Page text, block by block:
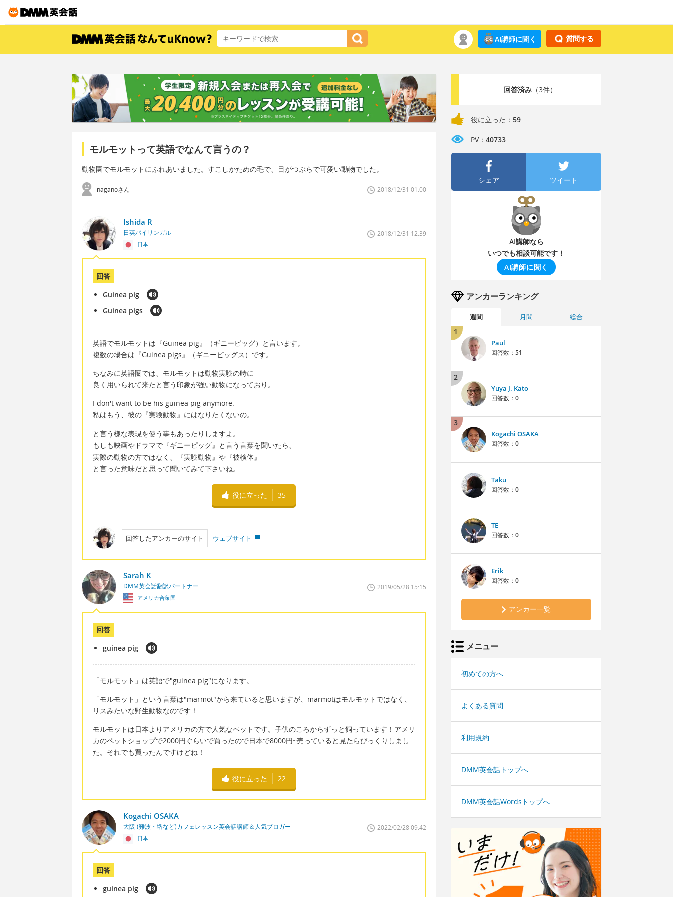
質問する
AI講師に聞く
モルモットって英語でなんて言うの？
動物園でモルモットにふれあいました。すこしかための毛で、目がつぶらで可愛い動物でした。
naganoさん 2018/12/31 01:00
Ishida R
日英バイリンガル
日本
2018/12/31 12:39
回答
Guinea pig
Guinea pigs
英語でモルモットは『Guinea pig』（ギニーピッグ）と言います。
複数の場合は『Guinea pigs』（ギニーピッグス）です。
ちなみに英語圏では、モルモットは動物実験の時に
良く用いられて来たと言う印象が強い動物になっており。
I don't want to be his guinea pig anymore.
私はもう、彼の『実験動物』にはなりたくないの。
と言う様な表現を使う事もあったりしますよ。
もしも映画やドラマで『ギニーピッグ』と言う言葉を聞いたら、
実際の動物の方ではなく、『実験動物』や『被検体』
と言った意味だと思って聞いてみて下さいね。
役に立った 35
回答したアンカーのサイト ウェブサイト
Sarah K
DMM英会話翻訳パートナー
アメリカ合衆国
2019/05/28 15:15
回答
guinea pig
「モルモット」は英語で"guinea pig"になります。
「モルモット」という言葉は"marmot"から来ていると思いますが、marmotはモルモットではなく、
リスみたいな野生動物なのです！
モルモットは日本よりアメリカの方で人気なペットです。子供のころからずっと飼っています！アメリ
カのペットショップで2000円ぐらいで買ったので日本で8000円~売っていると見たらびっくりしまし
た。それでも買ったんですけどね！
役に立った 22
Kogachi OSAKA
大阪 (難波・堺など)カフェレッスン英会話講師＆人気ブロガー
日本
2022/02/28 09:42
回答
guinea pig
回答済み（3件）
役に立った： 59
PV： 40733
シェア ツイート
AI講師なら
いつでも相談可能です！
AI講師に聞く
アンカーランキング
週間 月間 総合
1
Paul
回答数： 51
2
Yuya J. Kato
回答数： 0
3
Kogachi OSAKA
回答数： 0
Taku
回答数： 0
TE
回答数： 0
Erik
回答数： 0
アンカー一覧
メニュー
初めての方へ
よくある質問
利用規約
DMM英会話トップへ
DMM英会話Wordsトップへ